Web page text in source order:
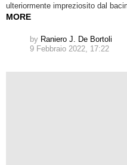
ulteriormente impreziosito dal
MORE
by Raniero J. De Bortoli
9 Febbraio 2022, 17:22